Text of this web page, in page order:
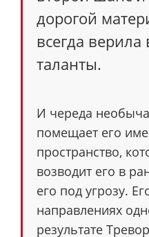
дорогой
всегда верила
таланты.
И череда
помещает его
пространство,
возводит его в
его под угрозу.
направлениях
результате